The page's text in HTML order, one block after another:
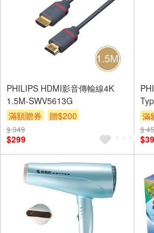
PHILIPS HDMI影音傳輸線4K
1.5M-SWV5613G
滿額贈券
贈$200
$ 349
$299
滿
$